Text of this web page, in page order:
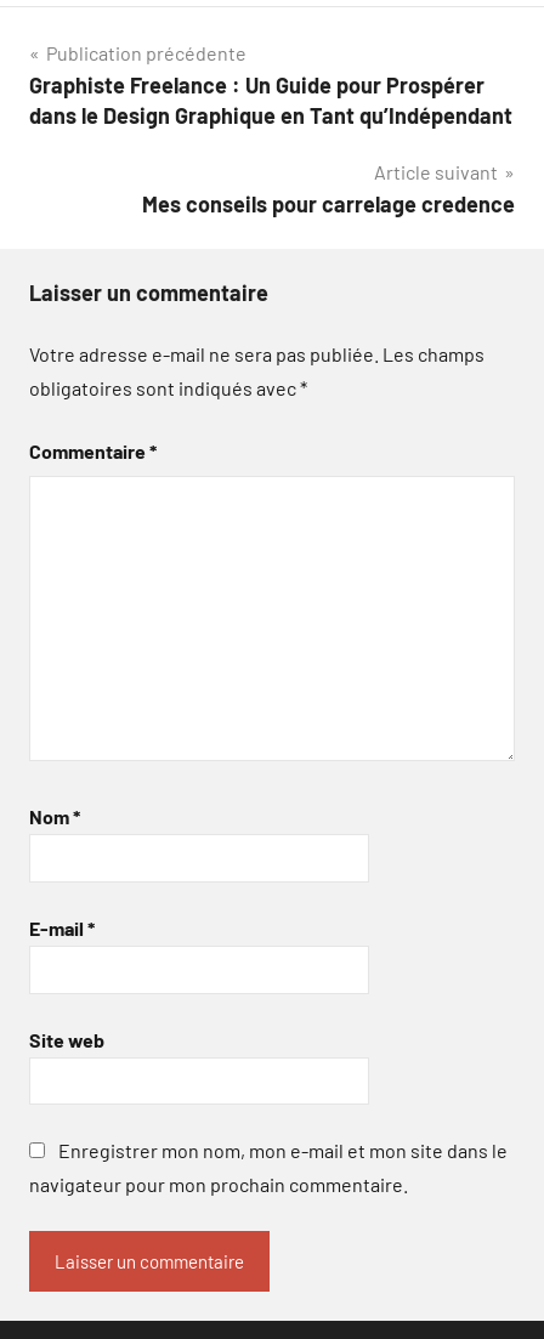
Navigation
de
Publication précédente
Graphiste Freelance : Un Guide pour Prospérer
dans le Design Graphique en Tant qu’Indépendant
Article suivant
Mes conseils pour carrelage credence
Laisser un commentaire
Votre adresse e-mail ne sera pas publiée. Les champs
obligatoires sont indiqués avec*
Commentaire*
Nom*
E-mail *
Site web
Enregistrer mon nom, mon e-mail et mon site dans le
navigateur pour mon prochain commentaire.